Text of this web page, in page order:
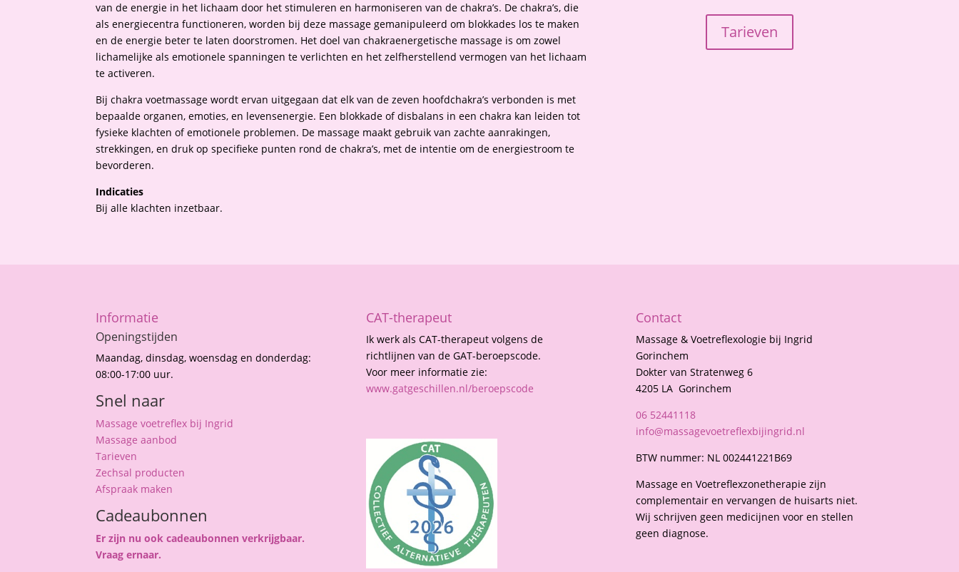
van de energie in het lichaam door het stimuleren en harmoniseren van de chakra’s. De chakra’s, die
als energiecentra functioneren, worden bij deze massage gemanipuleerd om blokkades los te maken
en de energie beter te laten doorstromen. Het doel van chakraenergetische massage is om zowel
lichamelijke als emotionele spanningen te verlichten en het zelfherstellend vermogen van het lichaam
te activeren.
Bij chakra voetmassage wordt ervan uitgegaan dat elk van de zeven hoofdchakra’s verbonden is met
bepaalde organen, emoties, en levensenergie. Een blokkade of disbalans in een chakra kan leiden tot
fysieke klachten of emotionele problemen. De massage maakt gebruik van zachte aanrakingen,
strekkingen, en druk op specifieke punten rond de chakra’s, met de intentie om de energiestroom te
bevorderen.
Indicaties
Bij alle klachten inzetbaar.
Tarieven
Informatie
Openingstijden
Maandag, dinsdag, woensdag en donderdag:
08:00-17:00 uur.
Snel naar
Massage voetreflex bij Ingrid
Massage aanbod
Tarieven
Zechsal producten
Afspraak maken
Cadeaubonnen
Er zijn nu ook cadeaubonnen verkrijgbaar.
Vraag ernaar.
CAT-therapeut
Ik werk als CAT-therapeut volgens de
richtlijnen van de GAT-beroepscode.
Voor meer informatie zie:
www.gatgeschillen.nl/beroepscode
Contact
Massage & Voetreflexologie bij Ingrid
Gorinchem
Dokter van Stratenweg 6
4205 LA Gorinchem
06 52441118
info@massagevoetreflexbijingrid.nl
BTW nummer: NL 002441221B69
Massage en Voetreflexzonetherapie zijn
complementair en vervangen de huisarts niet.
Wij schrijven geen medicijnen voor en stellen
geen diagnose.